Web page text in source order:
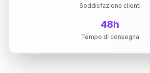
Soddisfazione clienti
48h
Tempo di consegna